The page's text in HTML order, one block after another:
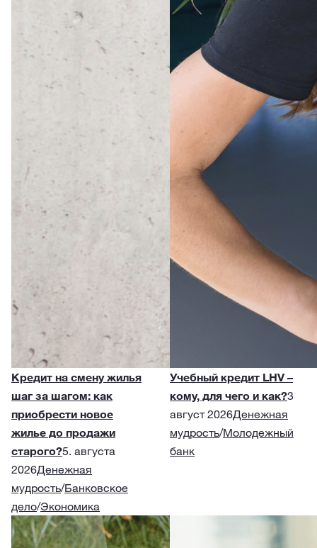
Кредит на смену жилья
шаг за шагом: как
приобрести новое
жилье до продажи
старого?5. августа
2026Денежная
мудрость/Банковское
дело/Экономика
Учебный кредит LHV –
кому, для чего и как?3
август 2026Денежная
мудрость/Молодежный
банк